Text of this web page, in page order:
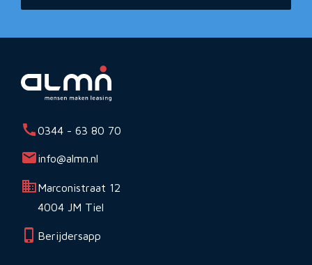
0344 - 63 80 70
info@almn.nl
Marconistraat 12
4004 JM Tiel
Berijdersapp